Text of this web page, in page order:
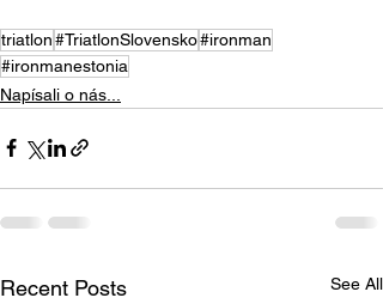
triatlon#TriatlonSlovensko#ironman
#ironmanestonia
Napísali o nás...
Recent Posts See All